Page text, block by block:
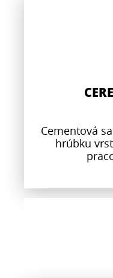
Cementová
hrúbku